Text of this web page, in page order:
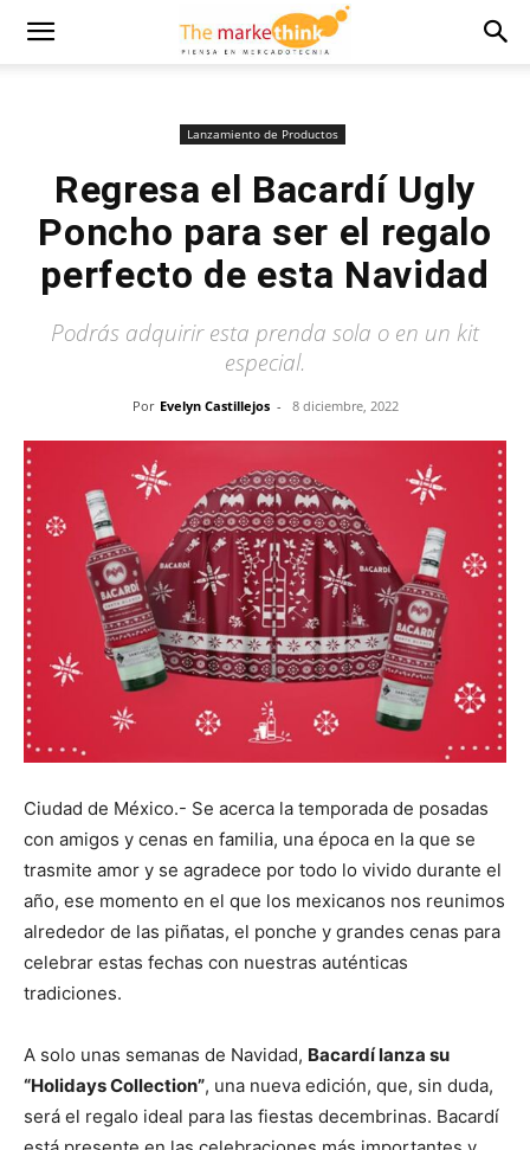
Lanzamiento de Productos
Regresa el Bacardí Ugly
Poncho para ser el regalo
perfecto de esta Navidad
Podrás adquirir esta prenda sola o en un kit
especial.
Por Evelyn Castillejos - 8 diciembre, 2022
Ciudad de México.- Se acerca la temporada de posadas
con amigos y cenas en familia, una época en la que se
trasmite amor y se agradece por todo lo vivido durante el
año, ese momento en el que los mexicanos nos reunimos
alrededor de las piñatas, el ponche y grandes cenas para
celebrar estas fechas con nuestras auténticas
tradiciones.
A solo unas semanas de Navidad, Bacardí lanza su
“Holidays Collection”, una nueva edición, que, sin duda,
será el regalo ideal para las fiestas decembrinas. Bacardí